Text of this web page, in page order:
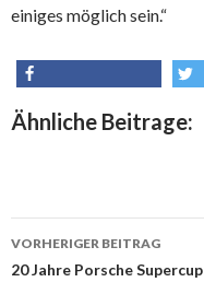
einiges möglich sein.“
share
Ähnliche Beitrage:
Beitrags-
VORHERIGER BEITRAG
20 Jahre Porsche Supercup